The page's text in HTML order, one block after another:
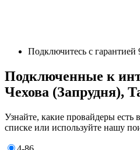
Подключитесь с гарантией
Подключенные к
Чехова (Запрудня),
Узнайте, какие провайдеры есть
списке или используйте нашу